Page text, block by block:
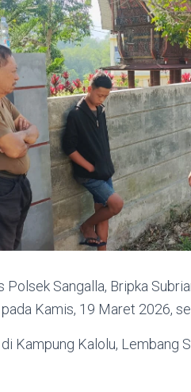
Sangalla, Bripka
Kamis, 19 Maret 2026,
Kampung Kalolu, Lembang